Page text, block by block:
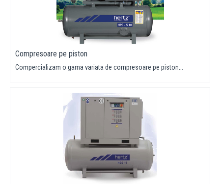
Compresoare pe piston
Compercializam o gama variata de compresoare pe piston...